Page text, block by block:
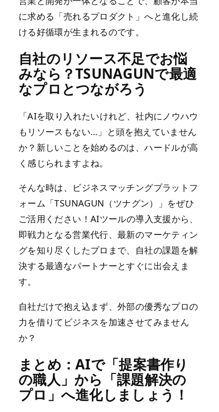
に求める「売れるプロダクト」へと進化し続
ける好循環が生まれるのです。
自社のリソース不足でお悩
みなら？TSUNAGUNで最適
なプロとつながろう
「AIを取り入れたいけれど、社内にノウハウ
もリソースもない…」と頭を抱えていません
か？新しいことを始めるのは、ハードルが高
く感じられますよね。
そんな時は、ビジネスマッチングプラットフ
ォーム「TSUNAGUN（ツナグン）」をぜひ
ご活用ください！AIツールの導入支援から、
即戦力となる営業代行、最新のマーケティン
グを知り尽くしたプロまで、自社の課題を解
決する最適なパートナーとすぐに出会えま
す。
自社だけで抱え込まず、外部の優秀なプロの
力を借りてビジネスを加速させてみません
か？
まとめ：AIで「提案書作り
の職人」から「課題解決の
プロ」へ進化しましょう！